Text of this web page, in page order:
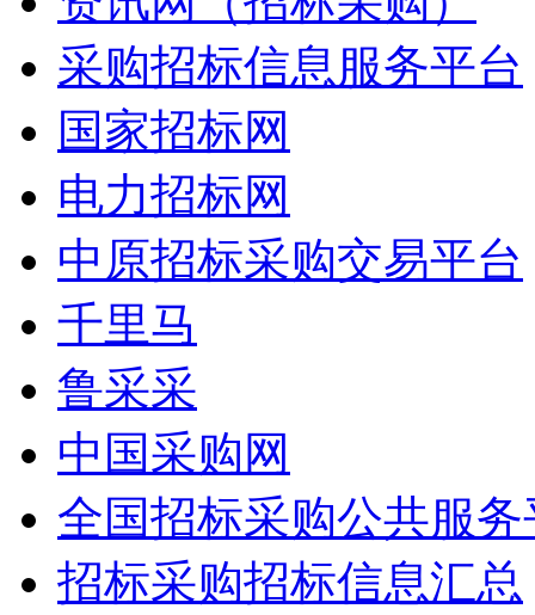
采购招标信息服务平台
国家招标网
电力招标网
中原招标采购交易平台
千里马
鲁采采
中国采购网
全国招标采购公共服务
招标采购招标信息汇总